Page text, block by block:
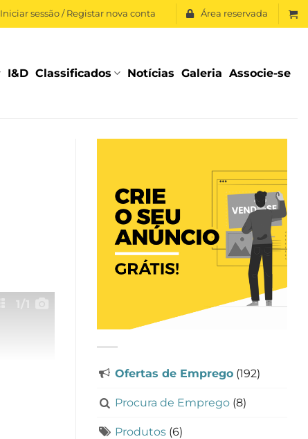
Iniciar sessão / Registar nova conta Área reservada
I&D Classificados Notícias Galeria Associe-se
1/1
Ofertas de Emprego (192)
Procura de Emprego (8)
Produtos (6)